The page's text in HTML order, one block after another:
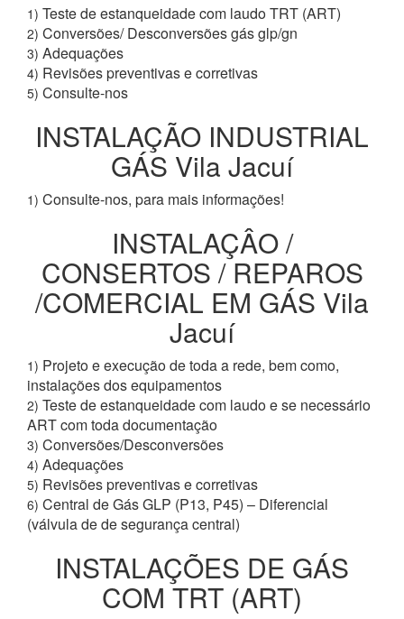
1) Teste de estanqueidade com laudo TRT (ART)
2) Conversões/ Desconversões gás glp/gn
3) Adequações
4) Revisões preventivas e corretivas
5) Consulte-nos
INSTALAÇÃO INDUSTRIAL
GÁS Vila Jacuí
1) Consulte-nos, para mais informações!
INSTALAÇÂO /
CONSERTOS / REPAROS
/COMERCIAL EM GÁS Vila
Jacuí
1) Projeto e execução de toda a rede, bem como,
instalações dos equipamentos
2) Teste de estanqueidade com laudo e se necessário
ART com toda documentação
3) Conversões/Desconversões
4) Adequações
5) Revisões preventivas e corretivas
6) Central de Gás GLP (P13, P45) – Diferencial
(válvula de de segurança central)
INSTALAÇÕES DE GÁS
COM TRT (ART)